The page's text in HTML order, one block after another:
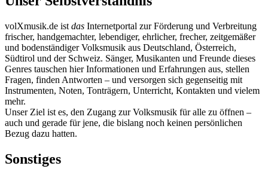
volXmusik.de ist das Internetportal zur Förderung und Verbreitung
frischer, handgemachter, lebendiger, ehrlicher, frecher, zeitgemäßer
und bodenständiger Volksmusik aus Deutschland, Österreich,
Südtirol und der Schweiz. Sänger, Musikanten und Freunde dieses
Genres tauschen hier Informationen und Erfahrungen aus, stellen
Fragen, finden Antworten – und versorgen sich gegenseitig mit
Instrumenten, Noten, Tonträgern, Unterricht, Kontakten und vielem
mehr.
Unser Ziel ist es, den Zugang zur Volksmusik für alle zu öffnen –
auch und gerade für jene, die bislang noch keinen persönlichen
Bezug dazu hatten.
Sonstiges